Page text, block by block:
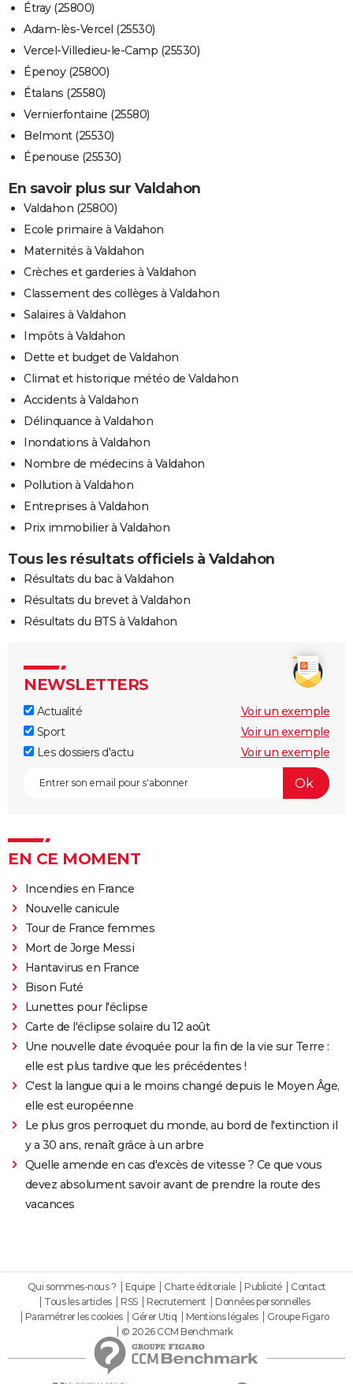
Étray (25800)
Adam-lès-Vercel (25530)
Vercel-Villedieu-le-Camp (25530)
Épenoy (25800)
Étalans (25580)
Vernierfontaine (25580)
Belmont (25530)
Épenouse (25530)
En savoir plus sur Valdahon
Valdahon (25800)
Ecole primaire à Valdahon
Maternités à Valdahon
Crèches et garderies à Valdahon
Classement des collèges à Valdahon
Salaires à Valdahon
Impôts à Valdahon
Dette et budget de Valdahon
Climat et historique météo de Valdahon
Accidents à Valdahon
Délinquance à Valdahon
Inondations à Valdahon
Nombre de médecins à Valdahon
Pollution à Valdahon
Entreprises à Valdahon
Prix immobilier à Valdahon
Tous les résultats officiels à Valdahon
Résultats du bac à Valdahon
Résultats du brevet à Valdahon
Résultats du BTS à Valdahon
NEWSLETTERS
Actualité
Voir un exemple
Sport
Voir un exemple
Les dossiers d'actu
Voir un exemple
EN CE MOMENT
Incendies en France
Nouvelle canicule
Tour de France femmes
Mort de Jorge Messi
Hantavirus en France
Bison Futé
Lunettes pour l'éclipse
Carte de l'éclipse solaire du 12 août
Une nouvelle date évoquée pour la fin de la vie sur Terre :
elle est plus tardive que les précédentes !
C'est la langue qui a le moins changé depuis le Moyen Âge,
elle est européenne
Le plus gros perroquet du monde, au bord de l'extinction il
y a 30 ans, renaît grâce à un arbre
Quelle amende en cas d'excès de vitesse ? Ce que vous
devez absolument savoir avant de prendre la route des
vacances
Qui sommes-nous ? Equipe Charte éditoriale Publicité
Contact
Tous les articles
RSS Recrutement
Données personnelles
Paramétrer les cookies
Gérer Utiq Mentions légales
Groupe Figaro
© 2026 CCM Benchmark